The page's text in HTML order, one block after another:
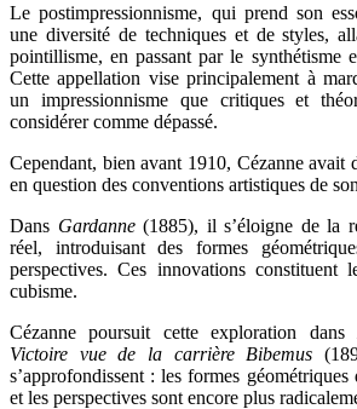
Le postimpressionnisme, qui prend son
une diversité de techniques et de styles,
pointillisme, en passant par le synthétisme
Cette appellation vise principalement à
un impressionnisme que critiques et
considérer comme dépassé.
Cependant, bien avant 1910, Cézanne avait
en question des conventions artistiques de
Dans Gardanne(1885), il s’éloigne de la
réel, introduisant des formes
perspectives. Ces innovations constituent
cubisme.
Cézanne poursuit cette exploration dans
Victoire vue de la carrière Bibemus
s’approfondissent : les formes
et les perspectives sont encore plus